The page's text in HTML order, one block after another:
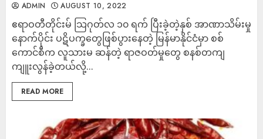
ADMIN AUGUST 10, 2022
ဧရာဝတီတိုင်းမ် သြဂုတ်လ ၁၀ ရက် ပြီးခဲ့တဲ့နှစ် အာဏာသိမ်းမှု
နောက်ပိုင်း ပဋိပက္ခတွေဖြစ်ပွားနေတဲ့ မြန်မာနိုင်ငံမှာ စစ်
ကောင်စီက လူသားမ ဆန်တဲ့ ရာဇဝတ်မှုတွေ စနစ်တကျ
ကျူးလွန်ခဲ့တယ်လို့...
READ MORE